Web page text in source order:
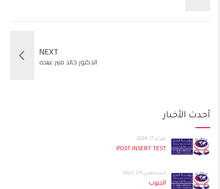
NEXT
الدكتور خالد منير عبنده
أحدث الأخبار
فبراير 17, 2026
POST INSERT TEST
أغسطس 29, 2022
الجنوب